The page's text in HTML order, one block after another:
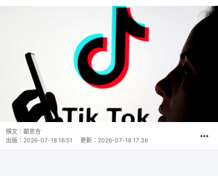
撰文： 藺思含
出版： 2026-07-18 16:51 更新： 2026-07-18 17:36